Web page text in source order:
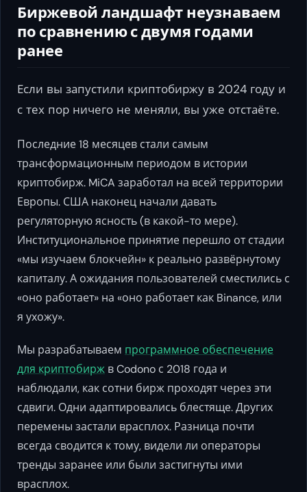
Биржевой ландшафт неузнаваем
по сравнению с двумя годами
ранее
Если вы запустили криптобиржу в 2024 году и
с тех пор ничего не меняли, вы уже отстаёте.
Последние 18 месяцев стали самым
трансформационным периодом в истории
криптобирж. MiCA заработал на всей территории
Европы. США наконец начали давать
регуляторную ясность (в какой-то мере).
Институциональное принятие перешло от стадии
«мы изучаем блокчейн» к реально развёрнутому
капиталу. А ожидания пользователей сместились с
«оно работает» на «оно работает как Binance, или
я ухожу».
Мы разрабатываем программное обеспечение
для криптобирж в Codono с 2018 года и
наблюдали, как сотни бирж проходят через эти
сдвиги. Одни адаптировались блестяще. Других
перемены застали врасплох. Разница почти
всегда сводится к тому, видели ли операторы
тренды заранее или были застигнуты ими
врасплох.